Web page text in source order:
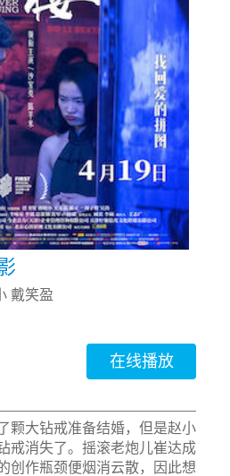
戴笑盈
在线播放
颗大钻戒准备结婚，但是赵小
戒消失了。摇滚老炮儿崔达成
创作瓶颈便烟消云散，因此想